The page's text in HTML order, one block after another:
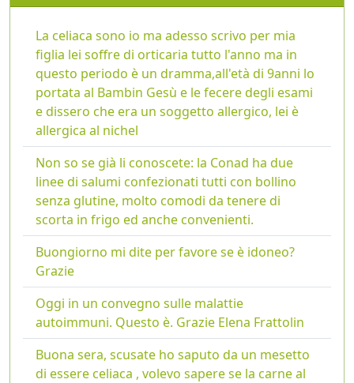
La celiaca sono io ma adesso scrivo per mia
figlia lei soffre di orticaria tutto l'anno ma in
questo periodo è un dramma,all'età di 9anni lo
portata al Bambin Gesù e le fecere degli esami
e dissero che era un soggetto allergico, lei è
allergica al nichel
Non so se già li conoscete: la Conad ha due
linee di salumi confezionati tutti con bollino
senza glutine, molto comodi da tenere di
scorta in frigo ed anche convenienti.
Buongiorno mi dite per favore se è idoneo?
Grazie
Oggi in un convegno sulle malattie
autoimmuni. Questo è. Grazie Elena Frattolin
Buona sera, scusate ho saputo da un mesetto
di essere celiaca , volevo sapere se la carne al